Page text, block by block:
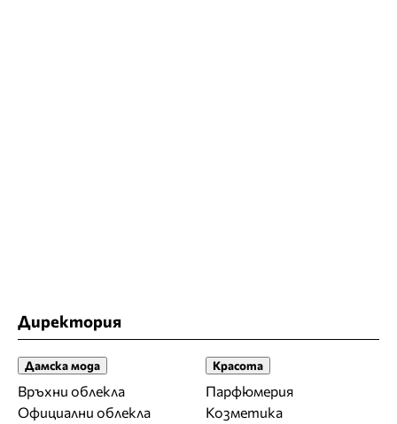
Директория
Дамска мода
Връхни облекла
Официални облекла
Красота
Парфюмерия
Козметика